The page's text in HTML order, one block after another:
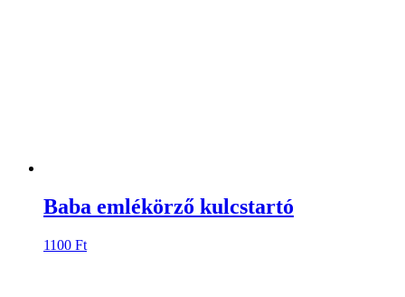
Baba emlékörző kulcstartó
1100 Ft